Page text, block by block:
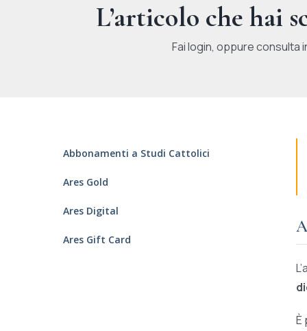
L’articolo che hai
Fai login, oppure consulta
È
Abbonamenti a Studi Cattolici
Ares Gold
Ares Digital
Ares Gift Card